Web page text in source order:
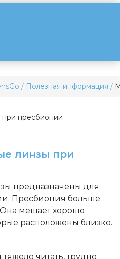
Полезная информация
линзы при
предназначены для
больше
Она мешает хорошо
видеть предметы, которые расположены близко.
читать, трудно